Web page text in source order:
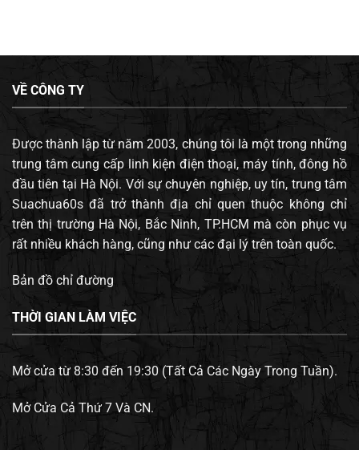
VỀ CÔNG TY
Được thành lập từ năm 2003, chúng tôi là một trong những
trung tâm cung cấp linh kiện điện thoại, máy tính, đông hồ
đầu tiên tại Hà Nội. Với sự chuyên nghiệp, uy tín, trung tâm
Suachua60s đã trở thành địa chỉ quen thuộc không chỉ
trên thị trường Hà Nội, Bắc Ninh, TP.HCM mà còn phục vụ
rất nhiều khách hàng, cũng như các đại lý trên toàn quốc.
Bản đồ chỉ đường
THỜI GIAN LÀM VIỆC
Mở cửa từ 8:30 đến 19:30 (Tất Cả Các Ngày Trong Tuần).
Mở Cửa Cả Thứ 7 Và CN.